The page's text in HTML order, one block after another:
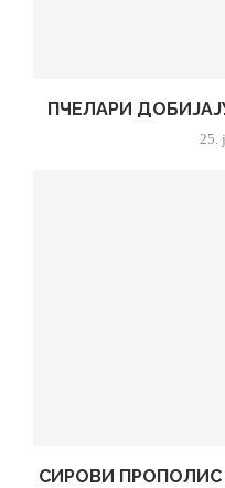
ПЧЕЛАРИ
25.
СИРОВИ ПРОПОЛИС